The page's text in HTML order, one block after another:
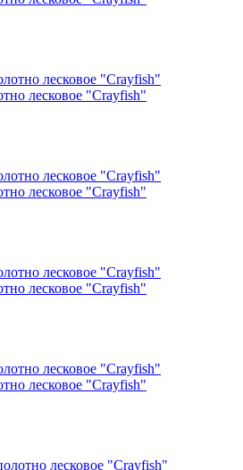
лесковое "Crayfish"
лесковое "Crayfish"
лесковое "Crayfish"
лесковое "Crayfish"